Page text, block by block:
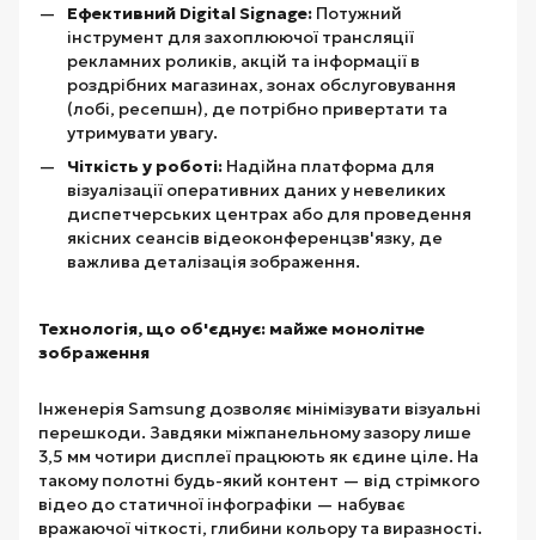
Ефективний Digital Signage: Потужний
інструмент для захоплюючої трансляції
рекламних роликів, акцій та інформації в
роздрібних магазинах, зонах обслуговування
(лобі, ресепшн), де потрібно привертати та
утримувати увагу.
Чіткість у роботі: Надійна платформа для
візуалізації оперативних даних у невеликих
диспетчерських центрах або для проведення
якісних сеансів відеоконференцзв'язку, де
важлива деталізація зображення.
Технологія, що об'єднує: майже монолітне
зображення
Інженерія Samsung дозволяє мінімізувати візуальні
перешкоди. Завдяки міжпанельному зазору лише
3,5 мм чотири дисплеї працюють як єдине ціле. На
такому полотні будь-який контент — від стрімкого
відео до статичної інфографіки — набуває
вражаючої чіткості, глибини кольору та виразності.